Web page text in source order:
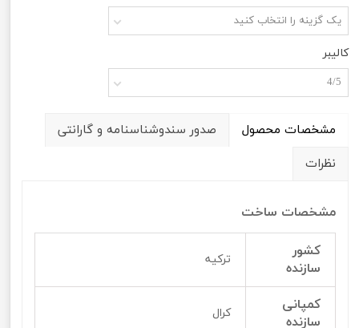
یک گزینه را انتخاب کنید
کالیبر
4/5
مشخصات محصول
صدور سندوشناسنامه و گارانتی
نظرات
مشخصات ساخت
کشور
سازنده
ترکیه
کمپانی
سازنده
کرال